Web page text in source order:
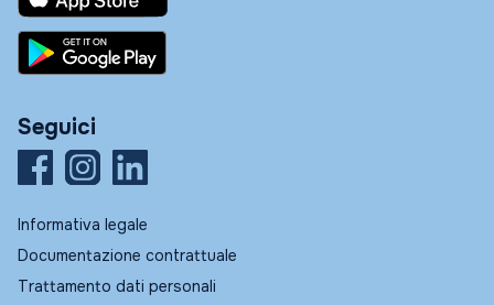
Seguici
Informativa legale
Documentazione contrattuale
Trattamento dati personali